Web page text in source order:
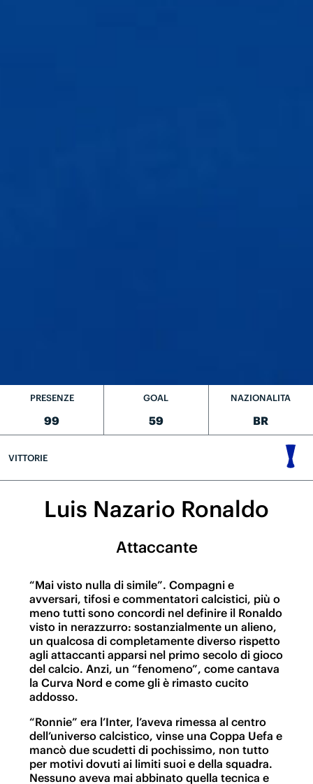
PRESENZE
99
GOAL
59
NAZIONALITA
BR
VITTORIE
Luis Nazario Ronaldo
Attaccante
“Mai visto nulla di simile”. Compagni e
avversari, tifosi e commentatori calcistici, più o
meno tutti sono concordi nel definire il Ronaldo
visto in nerazzurro: sostanzialmente un alieno,
un qualcosa di completamente diverso rispetto
agli attaccanti apparsi nel primo secolo di gioco
del calcio. Anzi, un “fenomeno”, come cantava
la Curva Nord e come gli è rimasto cucito
addosso.
“Ronnie” era l’Inter, l’aveva rimessa al centro
dell’universo calcistico, vinse una Coppa Uefa e
mancò due scudetti di pochissimo, non tutto
per motivi dovuti ai limiti suoi e della squadra.
Nessuno aveva mai abbinato quella tecnica e